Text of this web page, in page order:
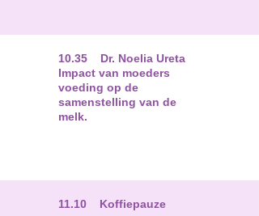
10.35 Dr. Noelia Ureta
Impact van moeders
voeding op de
samenstelling van de
melk.
11.10 Koffiepauze